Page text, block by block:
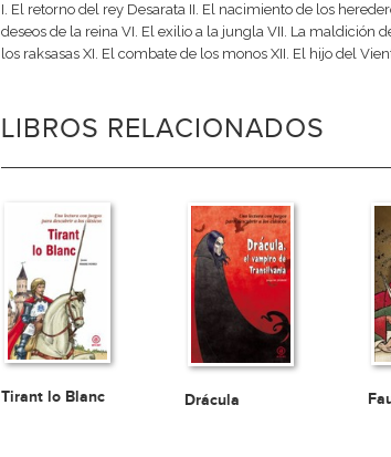
I. El retorno del rey Desarata II. El nacimiento de los
deseos de la reina VI. El exilio a la jungla VII. La maldición
los raksasas XI. El combate de los monos XII. El hijo del
LIBROS RELACIONADOS
Tirant lo Blanc Drácula